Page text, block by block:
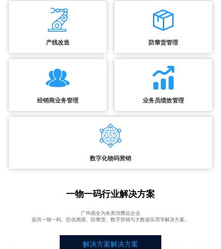
产线改造 防窜货管理
经销商业务管理 业务员绩效管理
数字化物码营销
一物一码行业解决方案
广州易全为各类消费品企业
提供一物一码、防伪溯源、防窜货、数字营销与大数据应用等解决方案。
解决方案解决方案